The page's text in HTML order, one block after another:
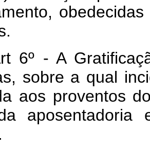
Gratificação
sobre a qual
aos proventos
aposentadoria